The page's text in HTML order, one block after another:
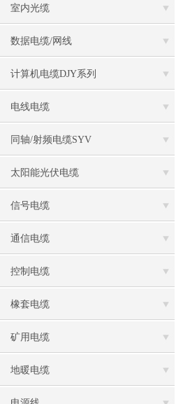
室内光缆
数据电缆/网线
计算机电缆DJY系列
电线电缆
同轴/射频电缆SYV
太阳能光伏电缆
信号电缆
通信电缆
控制电缆
橡套电缆
矿用电缆
地暖电缆